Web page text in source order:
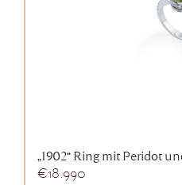
„1902“ Ring mit Peridot
€18.990